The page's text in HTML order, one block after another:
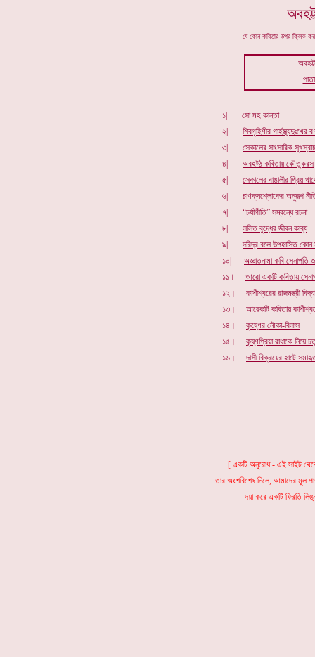
যে কোন কবিতার উপর ক্লিক
১| সো মহ কান্তা
২| শিবগৃহিণীর গার্হস্থ্যদুঃখের
৩| সেকালের সাংসারিক
৪| অবহট্ঠ কবিতায় কৌতুকরস
৫| সেকালের বাঙালীর প্রিয়
৬| চাণক্যশ্লোকের অনুরূপ
৭| “চর্যাগীতি” সম্বন্ধেরচনা
৮| ললিত বুদ্ধের জীবন কাব্য
৯|দরিদ্র বলে উপহাসিত কোন
১০| অজ্ঞাতনামা কবি সেনাপতি
১১। আরো একটি কবিতায়
১২। কাশীশ্বরের রাজমন্ত্রী
১৩। আরেকটি কবিতায়
১৪। কৃষ্ণের নৌকা-বিলাস
১৫। কৃষ্ণপ্রিয়া রাধাকে নিয়ে
১৬।
দাসী বিক্রয়ের হাটে
[ একটি অনুরোধ - এই সাইট
তার অংশবিশেষ নিলে, আমাদের মূল
দয়া করে একটি ফিরতি